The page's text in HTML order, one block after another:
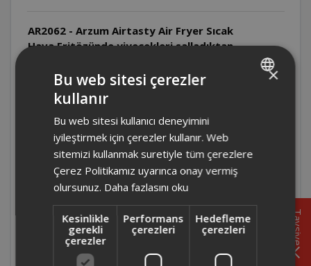
AR2062 - Arzum Airtasty Air Fryer Sıcak
Hava Fritözünde yiyecekleri salladıktan
sonra cihaz kapanmasının sebebi nedir?
AR2076 - Arzum Airtasty Smart Sıcak Hava
Fritözü'nün iç hazne ölçüleri kaçtır?
AR2076 - Arzum Airtasty Smart Sıcak Hava
Fritözünün temizliği nasıl yapılmalıdır?
AR2076 - Arzum Airtasty Smart Sıcak Hava
Fritözü boyutları nedir?
Tavsiye
×
Bu web sitesi çerezler
kullanır
Bu web sitesi kullanıcı deneyimini
iyileştirmek için çerezler kullanır. Web
sitemizi kullanmak suretiyle tüm çerezlere
Çerez Politikamız uyarınca onay vermiş
olursunuz. Daha fazlasını oku
Kesinlikle
gerekli
çerezler
Performans
çerezleri
Hedefleme
çerezleri